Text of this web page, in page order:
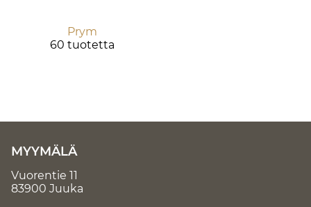
Prym
60 tuotetta
MYYMÄLÄ
Vuorentie 11
83900 Juuka